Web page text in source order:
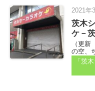
2021年
茨木
ケ－
（更
の空、
んじ
駅前
者さ
「茨